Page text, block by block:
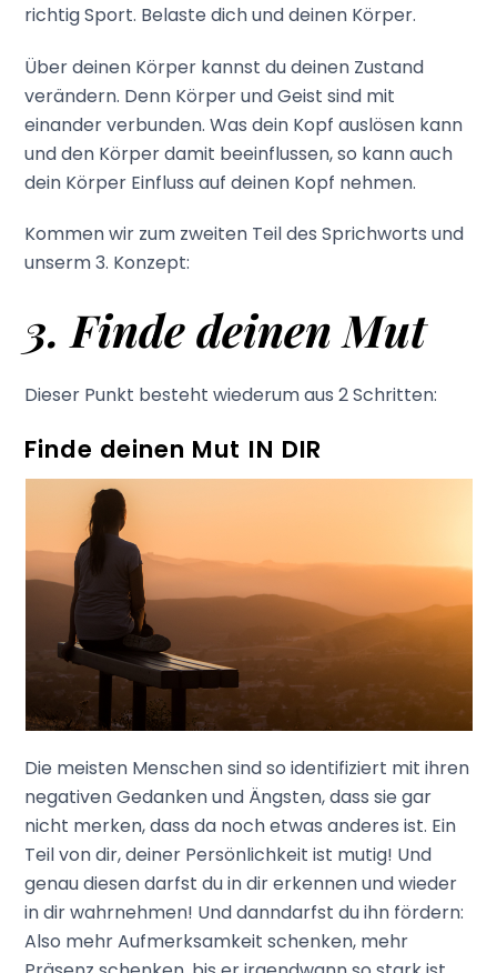
richtig Sport. Belaste dich und deinen Körper.
Über deinen Körper kannst du deinen Zustand
verändern. Denn Körper und Geist sind mit
einander verbunden. Was dein Kopf auslösen kann
und den Körper damit beeinflussen, so kann auch
dein Körper Einfluss auf deinen Kopf nehmen.
Kommen wir zum zweiten Teil des Sprichworts und
unserm 3. Konzept:
3. Finde deinen Mut
Dieser Punkt besteht wiederum aus 2 Schritten:
Finde deinen Mut IN DIR
Die meisten Menschen sind so identifiziert mit ihren
negativen Gedanken und Ängsten, dass sie gar
nicht merken, dass da noch etwas anderes ist. Ein
Teil von dir, deiner Persönlichkeit ist mutig! Und
genau diesen darfst du in dir erkennen und wieder
in dir wahrnehmen! Und danndarfst du ihn fördern:
Also mehr Aufmerksamkeit schenken, mehr